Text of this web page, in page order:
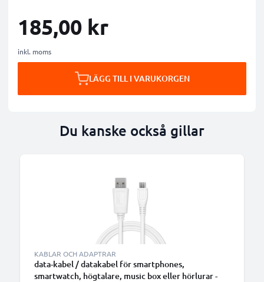
185,00 kr
inkl. moms
LÄGG TILL I VARUKORGEN
Du kanske också gillar
KABLAR OCH ADAPTRAR
data-kabel / datakabel för smartphones,
smartwatch, högtalare, music box eller hörlurar -